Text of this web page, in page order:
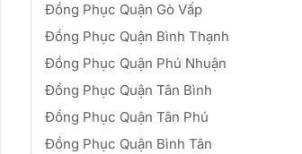
Đồng Phục Quận Gò Vấp
Đồng Phục Quận Bình Thạnh
Đồng Phục Quận Phú Nhuận
Đồng Phục Quận Tân Bình
Đồng Phục Quận Tân Phú
Đồng Phục Quận Bình Tân